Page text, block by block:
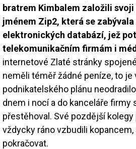
bratrem Kimbalem založili
jménem Zip2, která se
elektronických databází, jež
telekomunikačním firmám i
internetové Zlaté stránky
neměli téměř žádné peníze, to je
podnikatelského plánu
dnem i nocí a do kanceláře firmy
přestěhoval. Své pozdější kolegy
vždycky ráno vzbudili kopancem,
pokračovat.